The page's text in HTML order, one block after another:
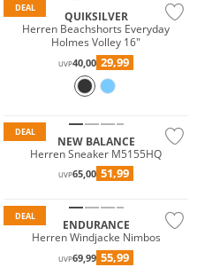
DEAL
QUIKSILVER
Herren Beachshorts Everyday
Holmes Volley 16"
UVP40,00 29,99
DEAL
NEW BALANCE
Herren Sneaker M5155HQ
UVP65,00 51,99
DEAL
ENDURANCE
Herren Windjacke Nimbos
UVP69,99 55,99